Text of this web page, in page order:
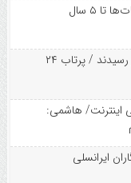
اینترنت در تسخیر ربات‌ها / ترافیک بات‌ها تا ۵ سال
ماهواره‌های جدید استارلینک به مدار رسیدند / پرتاب ۲۴
اینترنت/ هاشمی: